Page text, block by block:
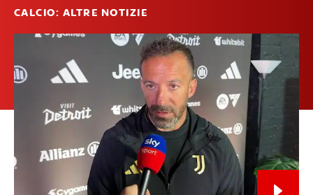
CALCIO: ALTRE NOTIZIE